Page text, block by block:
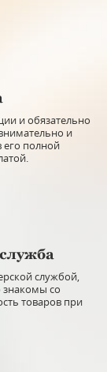
и обязательно
и
его полной
службой,
знакомы со
товаров при